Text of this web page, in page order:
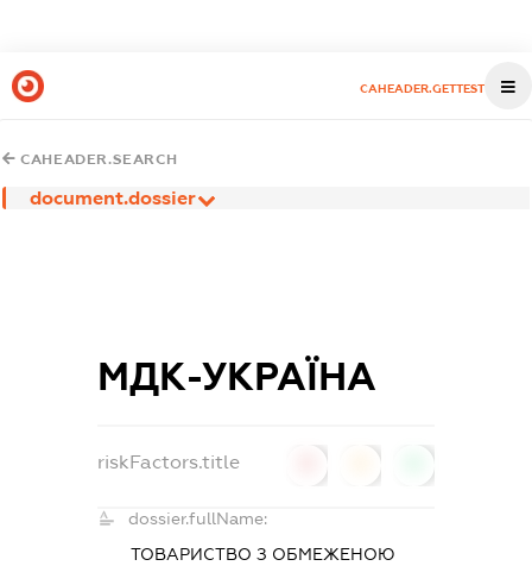
CAHEADER.GETTEST
CAHEADER.SEARCH
document.dossier
МДК-УКРАЇНА
riskFactors.title
dossier.fullName:
ТОВАРИСТВО З ОБМЕЖЕНОЮ